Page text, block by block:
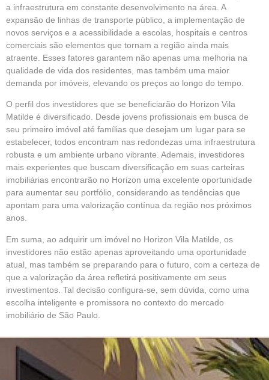
a infraestrutura em constante desenvolvimento na área. A
expansão de linhas de transporte público, a implementação de
novos serviços e a acessibilidade a escolas, hospitais e centros
comerciais são elementos que tornam a região ainda mais
atraente. Esses fatores garantem não apenas uma melhoria na
qualidade de vida dos residentes, mas também uma maior
demanda por imóveis, elevando os preços ao longo do tempo.
O perfil dos investidores que se beneficiarão do Horizon Vila
Matilde é diversificado. Desde jovens profissionais em busca de
seu primeiro imóvel até famílias que desejam um lugar para se
estabelecer, todos encontram nas redondezas uma infraestrutura
robusta e um ambiente urbano vibrante. Ademais, investidores
mais experientes que buscam diversificação em suas carteiras
imobiliárias encontrarão no Horizon uma excelente oportunidade
para aumentar seu portfólio, considerando as tendências que
apontam para uma valorização contínua da região nos próximos
anos.
Em suma, ao adquirir um imóvel no Horizon Vila Matilde, os
investidores não estão apenas aproveitando uma oportunidade
atual, mas também se preparando para o futuro, com a certeza de
que a valorização da área refletirá positivamente em seus
investimentos. Tal decisão configura-se, sem dúvida, como uma
escolha inteligente e promissora no contexto do mercado
imobiliário de São Paulo.